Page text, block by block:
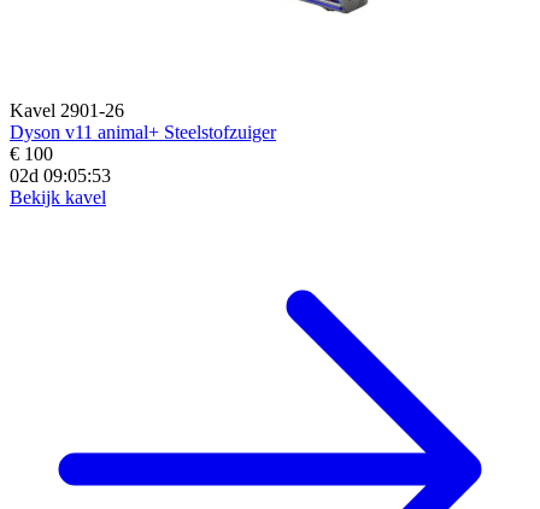
Kavel 2901-26
Dyson v11 animal+ Steelstofzuiger
€ 100
02d 09:05:52
Bekijk kavel